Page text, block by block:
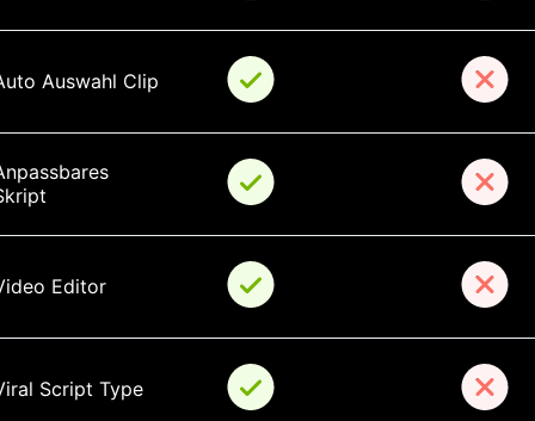
Auswahl Clip
Editor
Script Type